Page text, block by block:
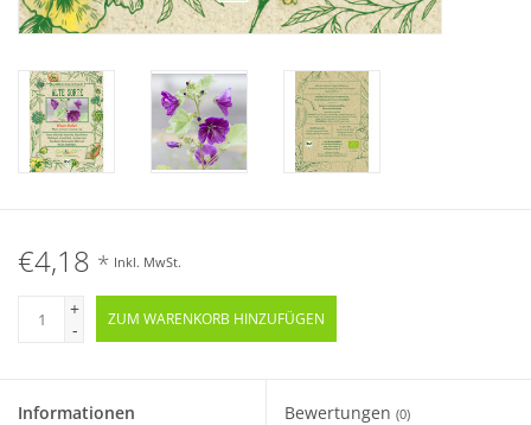
€4,18 * Inkl. MwSt.
+
-
ZUM WARENKORB HINZUFÜGEN
Informationen Bewertungen (0)